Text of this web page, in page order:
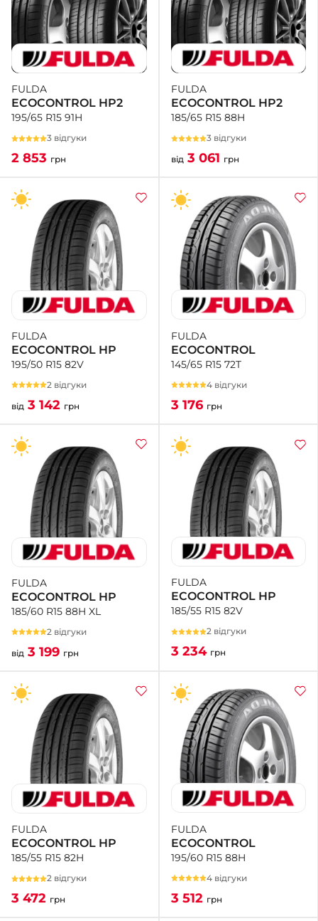
FULDA
ECOCONTROL HP2
195/65 R15 91H
3 відгуки
2 853 грн
FULDA
ECOCONTROL HP2
185/65 R15 88H
3 відгуки
від 3 061 грн
FULDA
ECOCONTROL HP
195/50 R15 82V
2 відгуки
від 3 142 грн
FULDA
ECOCONTROL
145/65 R15 72T
4 відгуки
3 176 грн
FULDA
ECOCONTROL HP
185/60 R15 88H XL
2 відгуки
від 3 199 грн
FULDA
ECOCONTROL HP
185/55 R15 82V
2 відгуки
3 234 грн
FULDA
ECOCONTROL HP
185/55 R15 82H
2 відгуки
3 472 грн
FULDA
ECOCONTROL
195/60 R15 88H
4 відгуки
3 512 грн